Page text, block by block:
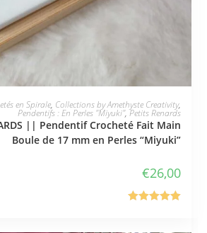
JE L'ADOPTE
en Spirale, Collections by Amethyste Creativity,
Pendentifs : En Perles "Miyuki", Petits Renards
|| Pendentif Crocheté Fait Main
Boule de 17 mm en Perles “Miyuki”
€26,00